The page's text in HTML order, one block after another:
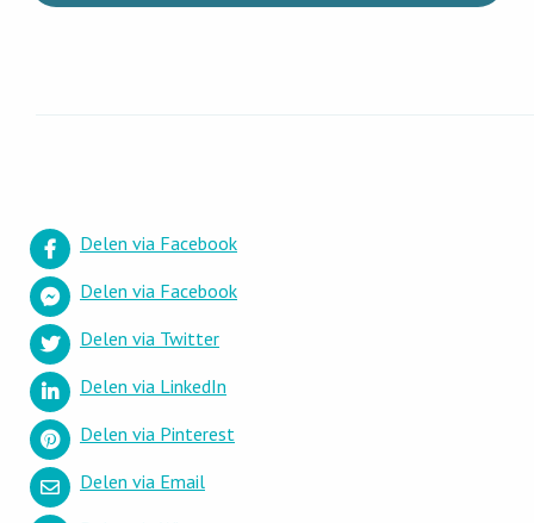
Delen via Facebook
Delen via Facebook
Delen via Twitter
Delen via LinkedIn
Delen via Pinterest
Delen via Email